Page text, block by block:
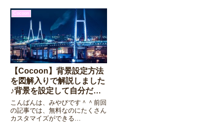
めちゃいましょう！という事で、
今回は、無料なのにシンプルで自
分好みのカスタマイズがこれでも
か！！というくらい...
Cocoon
【Cocoon】背景設定方法
を図解入りで解説しました
♪背景を設定して自分だけ
のブログを作ろう！
こんばんは、みやびです＾＾前回
の記事では、無料なのにたくさん
カスタマイズができる